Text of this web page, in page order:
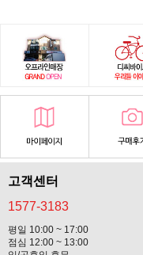
고객센터
1577-3183
평일 10:00 ~ 17:00
점심 12:00 ~ 13:00